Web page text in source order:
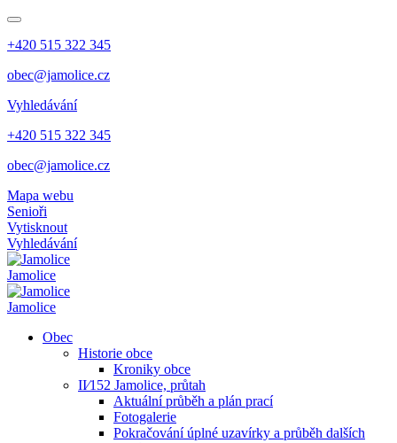
+420 515 322 345
obec@jamolice.cz
Vyhledávání
+420 515 322 345
obec@jamolice.cz
Mapa webu
Senioři
Vytisknout
Vyhledávání
Jamolice
Jamolice
Obec
Historie obce
Kroniky obce
II⁄152 Jamolice, průtah
Aktuální průběh a plán prací
Fotogalerie
Pokračování úplné uzavírky a průběh dalších